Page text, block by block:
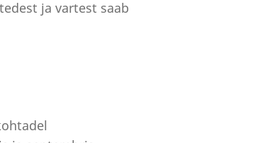
ja vartest saab